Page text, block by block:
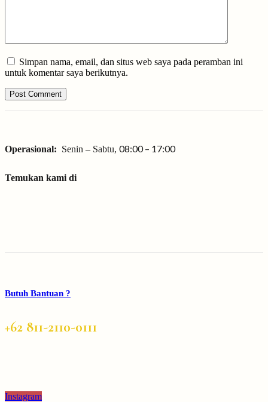
Simpan nama, email, dan situs web saya pada peramban ini
untuk komentar saya berikutnya.
Operasional: Senin – Sabtu, 08:00 – 17:00
Temukan kami di
Butuh Bantuan ?
+62 811-2110-0111
Instagram